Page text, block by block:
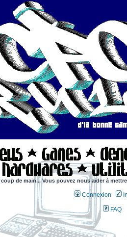
de main... Vous pouvez nous aider à
Connexion
FAQ